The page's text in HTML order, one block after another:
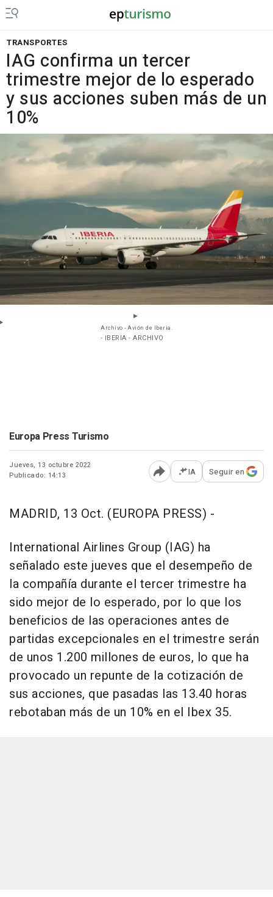
TRANSPORTES
IAG confirma un tercer
trimestre mejor de lo esperado
y sus acciones suben más de un
10%
Archivo - Avión de Iberia.
- IBERIA - ARCHIVO
Europa Press Turismo
Jueves, 13 octubre 2022
Publicado: 14:13
Abrir opciones para
IA Seguir en
MADRID, 13 Oct. (EUROPA PRESS) -
International Airlines Group (IAG) ha
señalado este jueves que el desempeño de
la compañía durante el tercer trimestre ha
sido mejor de lo esperado, por lo que los
beneficios de las operaciones antes de
partidas excepcionales en el trimestre serán
de unos 1.200 millones de euros, lo que ha
provocado un repunte de la cotización de
sus acciones, que pasadas las 13.40 horas
rebotaban más de un 10% en el Ibex 35.